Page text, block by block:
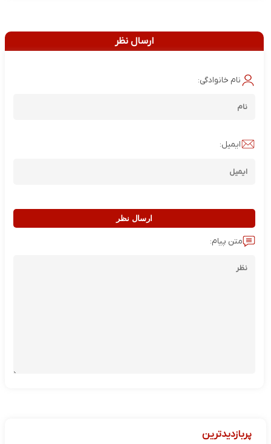
ارسال نظر
نام خانوادگی:
ایمیل:
ارسال نظر
متن پیام:
پربازدیدترین